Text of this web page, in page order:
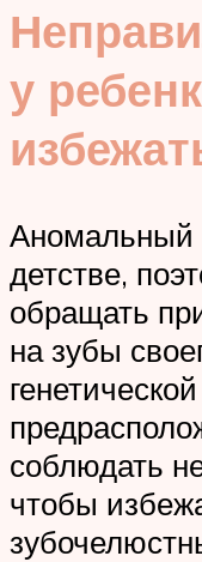
у
Аномальный
детстве,
обращать
на зубы
генетической
соблюдать
чтобы